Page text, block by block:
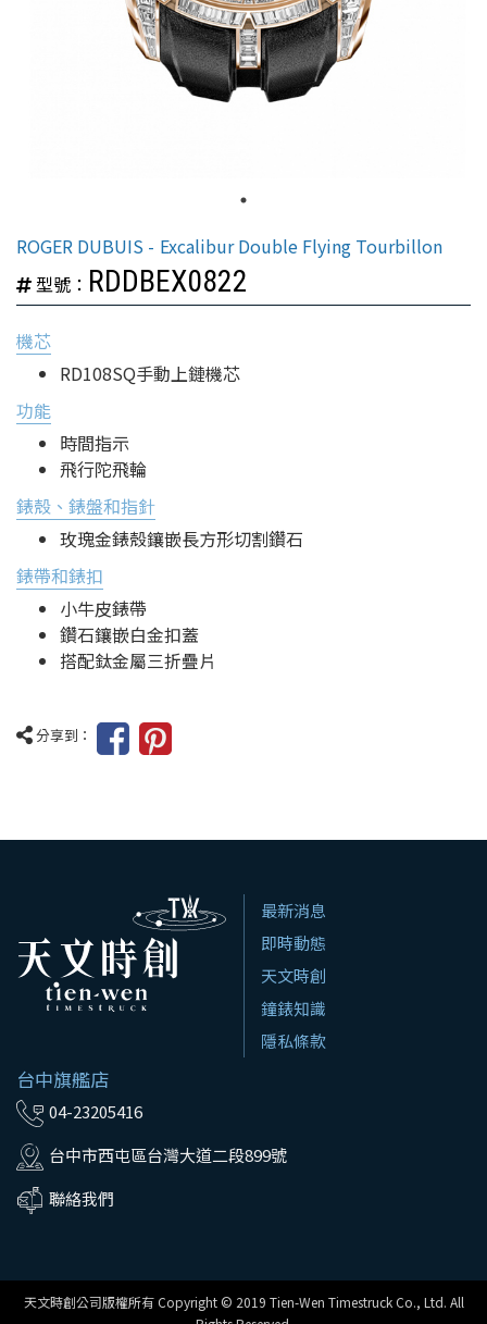
ROGER DUBUIS
Excalibur Double Flying Tourbillon
型號： RDDBEX0822
機芯
RD108SQ手動上鏈機芯
功能
時間指示
飛行陀飛輪
錶殼、錶盤和指針
玫瑰金錶殼鑲嵌長方形切割鑽石
錶帶和錶扣
小牛皮錶帶
鑽石鑲嵌白金扣蓋
搭配鈦金屬三折疊片
分享到：
台中旗艦店
04-23205416
台中市西屯區台灣大道二段899號
聯絡我們
最新消息
即時動態
天文時創
鐘錶知識
隱私條款
天文時創公司版權所有 Copyright © 2019 Tien-Wen Timestruck Co., Ltd. All